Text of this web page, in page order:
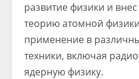
развитие физики и
теорию атомной
применение в
техники, включая
ядерную физику.